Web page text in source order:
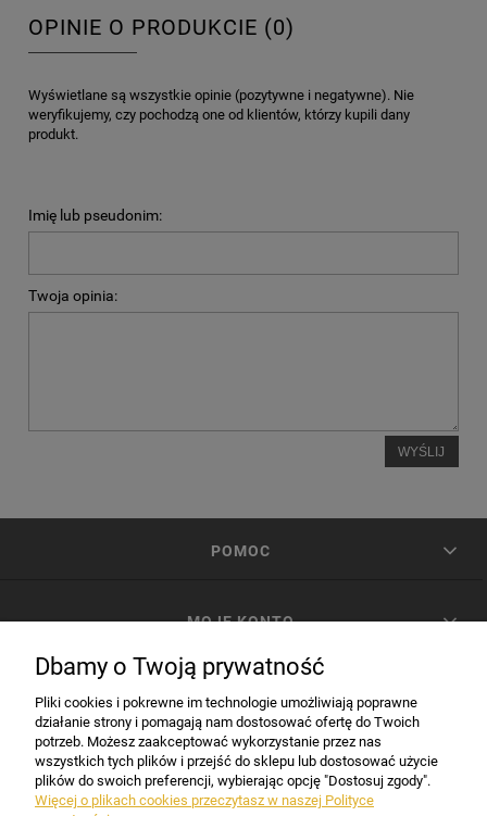
OPINIE O PRODUKCIE (0)
Wyświetlane są wszystkie opinie (pozytywne i negatywne). Nie
weryfikujemy, czy pochodzą one od klientów, którzy kupili dany
produkt.
Imię lub pseudonim:
Twoja opinia:
WYŚLIJ
POMOC
MOJE KONTO
INFORMACJE
Dbamy o Twoją prywatność
Pliki cookies i pokrewne im technologie umożliwiają poprawne
działanie strony i pomagają nam dostosować ofertę do Twoich
potrzeb. Możesz zaakceptować wykorzystanie przez nas
wszystkich tych plików i przejść do sklepu lub dostosować użycie
plików do swoich preferencji, wybierając opcję "Dostosuj zgody".
Więcej o plikach cookies przeczytasz w naszej Polityce